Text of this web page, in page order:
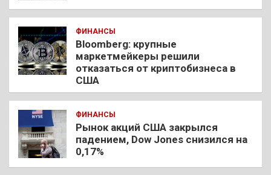
ФИНАНСЫ
Bloomberg: крупные
маркетмейкеры решили
отказаться от криптобизнеса в
США
ФИНАНСЫ
Рынок акций США закрылся
падением, Dow Jones снизился на
0,17%